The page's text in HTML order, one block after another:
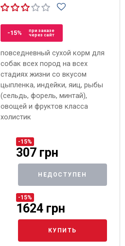
-15%
при заказе
через сайт
повседневный сухой корм для
собак всех пород на всех
стадиях жизни со вкусом
цыпленка, индейки, яиц, рыбы
(сельдь, форель, минтай),
овощей и фруктов класса
холистик
-15%
307 грн
НЕДОСТУПЕН
-15%
1624 грн
КУПИТЬ